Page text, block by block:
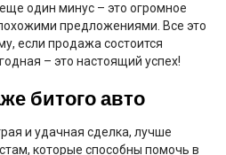
один минус – это огромное
предложениями. Все это
если продажа состоится
– это настоящий успех!
битого авто
и удачная сделка, лучше
которые способны помочь в